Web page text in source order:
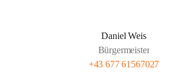
Daniel Weis
Bürgermeister
+43 677 61567027